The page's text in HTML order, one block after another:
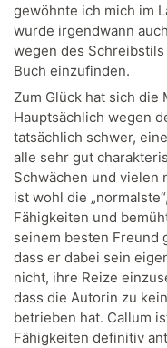
gewöhnte ich mich im
wurde irgendwann
wegen des
Buch einzufinden.
Zum Glück hat sich
Hauptsächlich wegen
tatsächlich schwer,
alle sehr gut
Schwächen und vielen
ist wohl die
Fähigkeiten und
seinem besten Freund
dass er dabei sein
nicht, ihre Reize
dass die Autorin zu
betrieben hat. Callum
Fähigkeiten definitiv